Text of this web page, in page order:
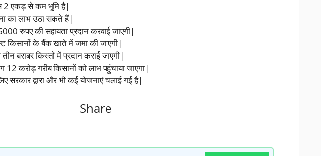
2 एकड़ से कम भूमि है|
का लाभ उठा सकते हैं|
रुपए की सहायता प्रदान करवाई जाएगी|
किसानों के बैंक खाते में जमा की जाएगी|
तीन बराबर किस्तों में प्रदान कराई जाएगी|
करोड़ गरीब किसानों को लाभ पहुंचाया जाएगा|
सरकार द्वारा और भी कई योजनाएं चलाई गई है|
Share